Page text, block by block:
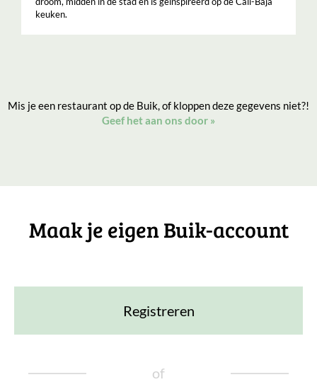
keuken.
Mis je een restaurant op de Buik, of kloppen deze gegevens niet?!
Geef het aan ons door »
Maak je eigen Buik-account
Registreren
of